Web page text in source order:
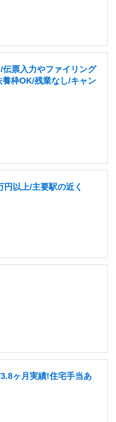
票入力やファイリング
枠OK/残業なし/キャン
以上/主要駅の近く
ヶ月実績!住宅手当あ